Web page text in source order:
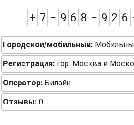
+ 7 − 9 6 8 − 9 2 6
Городской/мобильный:
Регистрация: гор. Москва и
Оператор: Билайн
Отзывы: 0